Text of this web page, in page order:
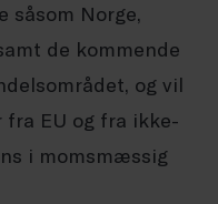
såsom Norge,
de kommende
og vil
fra EU og fra ikke-
i momsmæssig